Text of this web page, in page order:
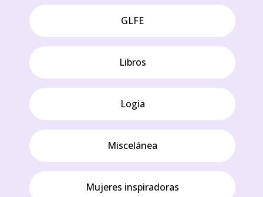
GLFE
Libros
Logia
Miscelánea
Mujeres inspiradoras